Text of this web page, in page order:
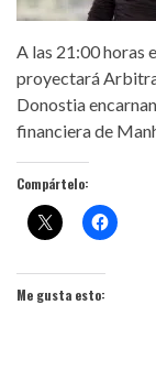
A las 21:00 horas
proyectará
Donostia
financiera de
Compártelo:
Me gusta esto: